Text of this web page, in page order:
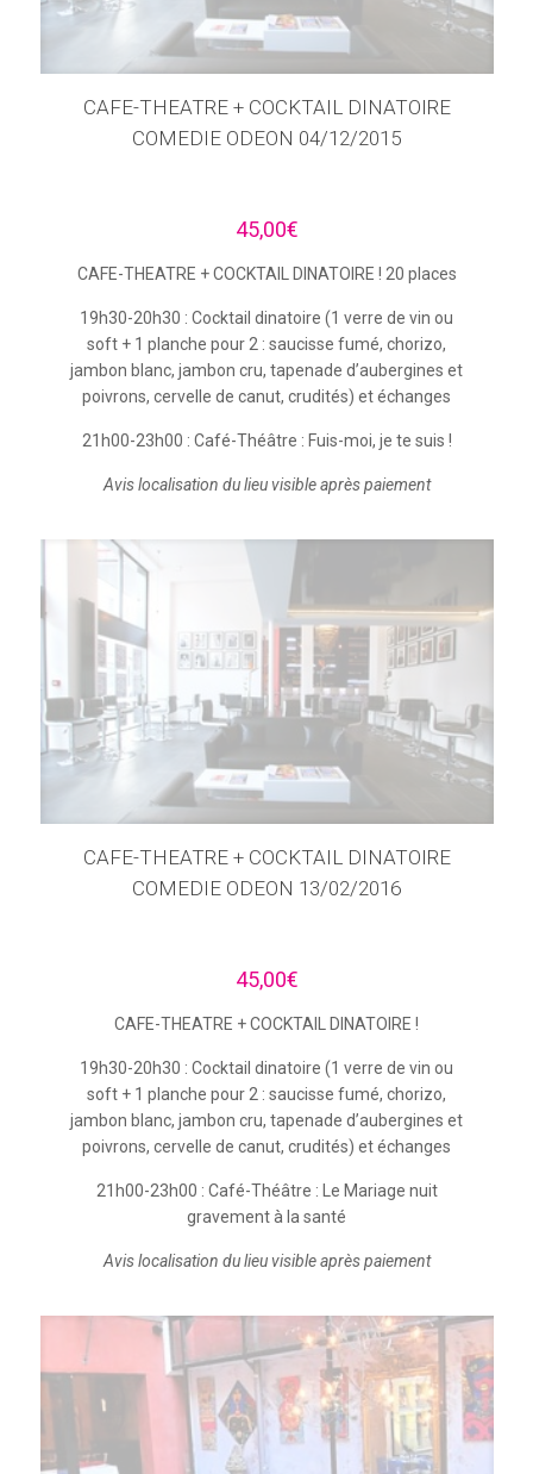
CAFE-THEATRE + COCKTAIL DINATOIRE
COMEDIE ODEON 04/12/2015
45,00€
CAFE-THEATRE + COCKTAIL DINATOIRE ! 20 places
19h30-20h30 : Cocktail dinatoire (1 verre de vin ou
soft + 1 planche pour 2 : saucisse fumé, chorizo,
jambon blanc, jambon cru, tapenade d’aubergines et
poivrons, cervelle de canut, crudités) et échanges
21h00-23h00 : Café-Théâtre : Fuis-moi, je te suis !
Avis localisation du lieu visible après paiement
CAFE-THEATRE + COCKTAIL DINATOIRE
COMEDIE ODEON 13/02/2016
45,00€
CAFE-THEATRE + COCKTAIL DINATOIRE !
19h30-20h30 : Cocktail dinatoire (1 verre de vin ou
soft + 1 planche pour 2 : saucisse fumé, chorizo,
jambon blanc, jambon cru, tapenade d’aubergines et
poivrons, cervelle de canut, crudités) et échanges
21h00-23h00 : Café-Théâtre : Le Mariage nuit
gravement à la santé
Avis localisation du lieu visible après paiement